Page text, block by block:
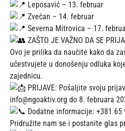
Leposavić – 13. februar
Zvečan – 14. februar
Severna Mitrovica – 17.
ZAŠTO JE VAŽNO DA SE
Ovo je prilika da naučite kako da
učestvujete u donošenju odluka
zajednicu.
PRIJAVE: Pošaljite svoju
info@ngoaktiv.org do 8. februara
Dodatne informacije: +381
Pridružite nam se i postanite glas